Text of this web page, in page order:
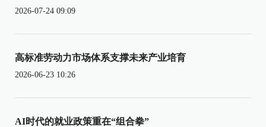
2026-07-24 09:09
高标准劳动力市场体系支撑未来产业培育
2026-06-23 10:26
AI时代的就业政策重在“组合拳”